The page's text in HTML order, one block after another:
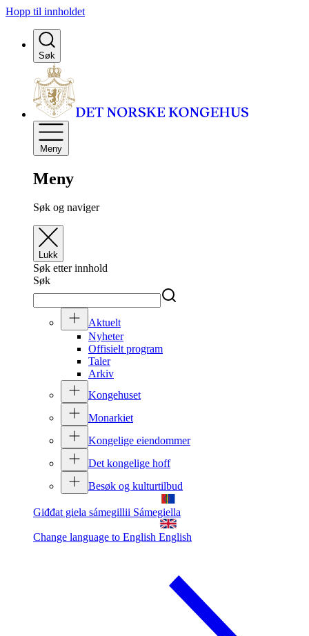
Hopp til innholdet
Søk
Meny
Meny
Søk og naviger
Lukk
Søk etter innhold
Søk
Aktuelt
Nyheter
Offisielt program
Taler
Arkiv
Kongehuset
Monarkiet
Kongelige eiendommer
Det kongelige hoff
Besøk og kulturtilbud
Giđđat giela sámegillii Sámegiella
Change language to English English